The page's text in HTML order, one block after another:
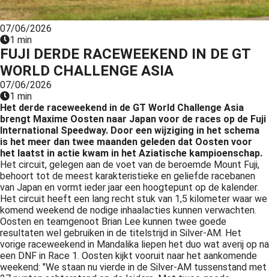
07/06/2026
1 min
FUJI DERDE RACEWEEKEND IN DE GT
WORLD CHALLENGE ASIA
07/06/2026
1 min
Het derde raceweekend in de GT World Challenge Asia
brengt Maxime Oosten naar Japan voor de races op de Fuji
International Speedway. Door een wijziging in het schema
is het meer dan twee maanden geleden dat Oosten voor
het laatst in actie kwam in het Aziatische kampioenschap.
Het circuit, gelegen aan de voet van de beroemde Mount Fuji,
behoort tot de meest karakteristieke en geliefde racebanen
van Japan en vormt ieder jaar een hoogtepunt op de kalender.
Het circuit heeft een lang recht stuk van 1,5 kilometer waar we
komend weekend de nodige inhaalacties kunnen verwachten.
Oosten en teamgenoot Brian Lee kunnen twee goede
resultaten wel gebruiken in de titelstrijd in Silver-AM. Het
vorige raceweekend in Mandalika liepen het duo wat averij op na
een DNF in Race 1. Oosten kijkt vooruit naar het aankomende
weekend: "We staan nu vierde in de Silver-AM tussenstand met
kan de
niet
worden
om
te
over
van
op
gebruikt
te